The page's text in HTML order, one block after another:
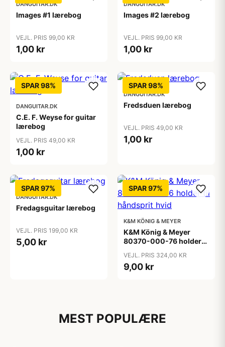
DANGUITAR.DK
Images #1 lærebog
VEJL. PRIS 99,00 KR
1,00 kr
DANGUITAR.DK
Images #2 lærebog
VEJL. PRIS 99,00 KR
1,00 kr
SPAR 98%
DANGUITAR.DK
C.E. F. Weyse for guitar
lærebog
VEJL. PRIS 49,00 KR
1,00 kr
SPAR 98%
DANGUITAR.DK
Fredsduen lærebog
VEJL. PRIS 49,00 KR
1,00 kr
SPAR 97%
DANGUITAR.DK
Fredagsguitar lærebog
VEJL. PRIS 199,00 KR
5,00 kr
SPAR 97%
K&M KÖNIG & MEYER
K&M König & Meyer
80370-000-76 holder
VEJL. PRIS 324,00 KR
9,00 kr
MEST POPULÆRE